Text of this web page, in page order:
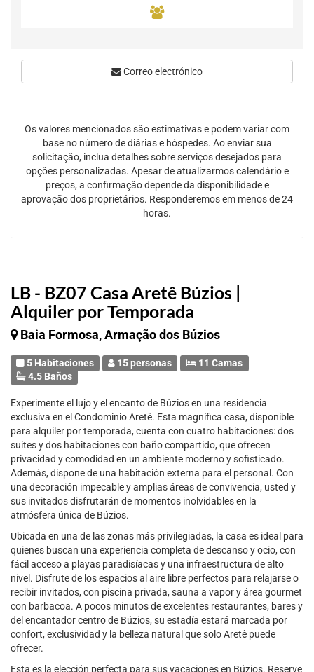
LB - BZ07 Casa Aretê Búzios |
Alquiler por Temporada
Baia Formosa, Armação dos Búzios
5 Habitaciones 15 personas
11 Camas
4.5 Baños
Experimente el lujo y el encanto de Búzios en una residencia
exclusiva en el Condominio Aretê. Esta magnífica casa, disponible
para alquiler por temporada, cuenta con cuatro habitaciones: dos
suites y dos habitaciones con baño compartido, que ofrecen
privacidad y comodidad en un ambiente moderno y sofisticado.
Además, dispone de una habitación externa para el personal. Con
una decoración impecable y amplias áreas de convivencia, usted y
sus invitados disfrutarán de momentos inolvidables en la
atmósfera única de Búzios.
Ubicada en una de las zonas más privilegiadas, la casa es ideal para
quienes buscan una experiencia completa de descanso y ocio, con
fácil acceso a playas paradisíacas y una infraestructura de alto
nivel. Disfrute de los espacios al aire libre perfectos para relajarse o
recibir invitados, con piscina privada, sauna a vapor y área gourmet
con barbacoa. A pocos minutos de excelentes restaurantes, bares y
del encantador centro de Búzios, su estadía estará marcada por
confort, exclusividad y la belleza natural que solo Aretê puede
ofrecer.
Esta es la elección perfecta para sus vacaciones en Búzios. Reserve
Correo electrónico
Os valores mencionados são estimativas e podem variar com
base no número de diárias e hóspedes. Ao enviar sua
solicitação, inclua detalhes sobre serviços desejados para
opções personalizadas. Apesar de atualizarmos calendário e
preços, a confirmação depende da disponibilidade e
aprovação dos proprietários. Responderemos em menos de 24
horas.